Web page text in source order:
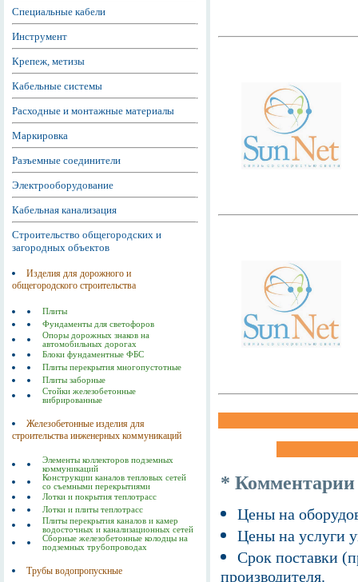
Специальные кабели
Инструмент
Крепеж, метизы
Кабельные системы
Расходные и монтажные материалы
Маркировка
Разъемные соединители
Электрооборудование
Кабельная канализация
Строительство общегородских и
загородных объектов
Изделия для дорожного и
общегородского строительства
Плиты
Фундаменты для светофоров
Опоры дорожных знаков на
автомобильных дорогах
Блоки фундаментные ФБС
Плиты перекрытия многопустотные
Плиты заборные
Стойки железобетонные
вибрированные
Железобетонные изделия для
строительства инженерных коммуникаций
Элементы коллекторов подземных
коммуникаций
Конструкции каналов тепловых сетей
со съемными перекрытиями
Лотки и покрытия теплотрасс
Лотки и плиты теплотрасс
Плиты перекрытия каналов и камер
водосточных и канализационных сетей
Сборные железобетонные колодцы на
подземных трубопроводах
Трубы водопропускные
* Комментарии
Цены на
Цены на услуги
Срок поставки